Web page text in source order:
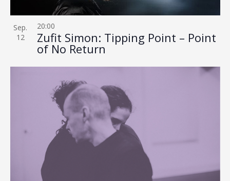
Sep.
12
Zufit Simon: Tipping Point – Point
of No Return
20:00